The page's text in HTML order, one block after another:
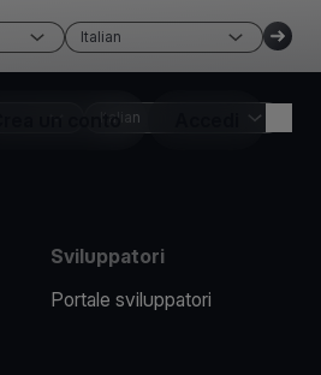
Italian
Crea un contoItalian
Sviluppatori
Portale sviluppatori